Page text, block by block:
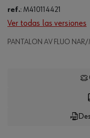
ref.: M410114421
Ver todas las versiones
PANTALON AV FLUO